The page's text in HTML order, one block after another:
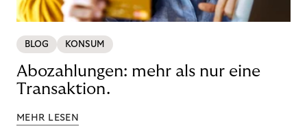
BLOG KONSUM
Abozahlungen: mehr als nur eine
Transaktion.
MEHR LESEN